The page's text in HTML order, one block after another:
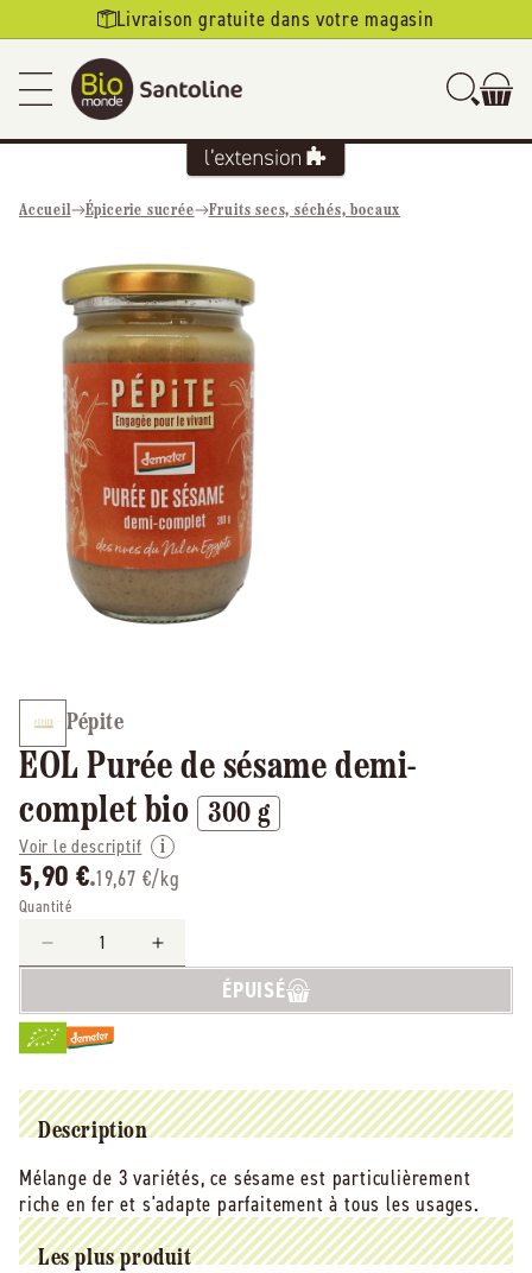
Ignorer et
passer au Livraison gratuite dans votre magasin
Accueil Épicerie sucrée Fruits secs, séchés, bocaux
produits
Pépite
EOL Purée de sésame demi-
complet bio
300 g
Voir le descriptif
5,90 € 19,67 €/kg
Quantité
Réduire
de
Pépite
-
EOL
de
sésame
demi-
complet
Augmenter
quantité
-
EOL
de
sésame
demi-
complet
ÉPUISÉ
Description
Mélange de 3 variétés, ce sésame est particulièrement
riche en fer et s'adapte parfaitement à tous les usages.
Les plus produit